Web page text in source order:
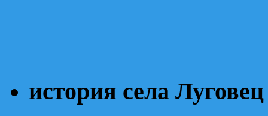
история села Луговец